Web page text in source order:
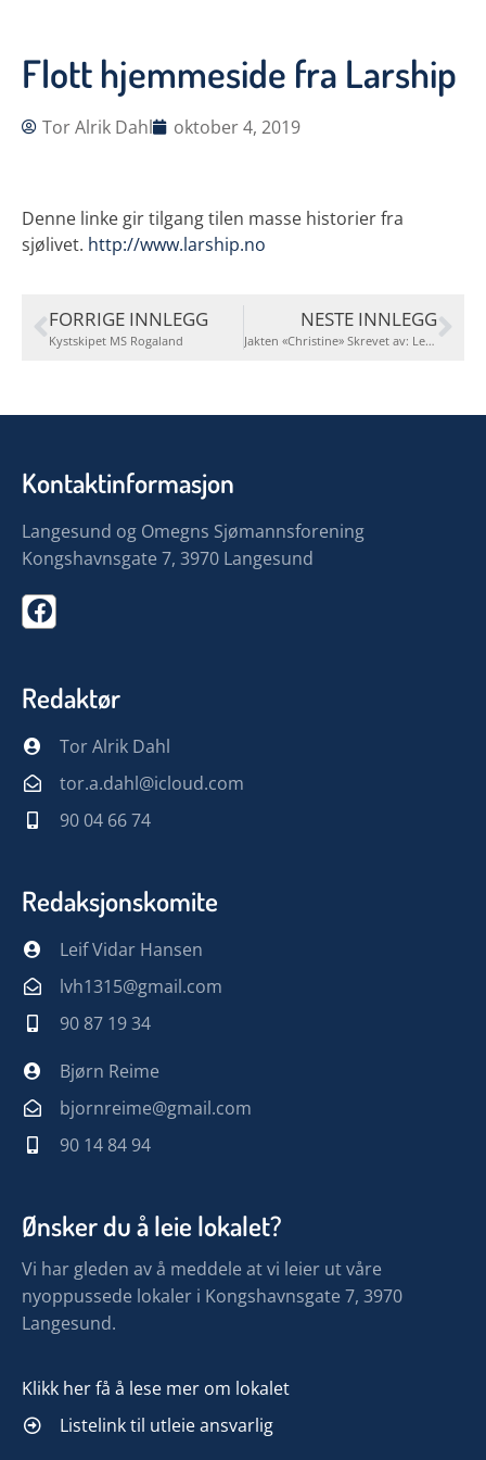
Flott hjemmeside fra Larship
Tor Alrik Dahl oktober 4, 2019
Denne linke gir tilgang tilen masse historier fra
sjølivet. http://www.larship.no
FORRIGE INNLEGG
Kystskipet MS Rogaland
NESTE INNLEGG
Jakten «Christine» Skrevet av: Leif Kristian Lauritsen
Kontaktinformasjon
Langesund og Omegns Sjømannsforening
Kongshavnsgate 7, 3970 Langesund
Redaktør
Tor Alrik Dahl
tor.a.dahl@icloud.com
90 04 66 74
Redaksjonskomite
Leif Vidar Hansen
lvh1315@gmail.com
90 87 19 34
Bjørn Reime
bjornreime@gmail.com
90 14 84 94
Ønsker du å leie lokalet?
Vi har gleden av å meddele at vi leier ut våre
nyoppussede lokaler i Kongshavnsgate 7, 3970
Langesund.
Klikk her få å lese mer om lokalet
Listelink til utleie ansvarlig